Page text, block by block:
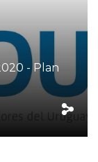
- Plan